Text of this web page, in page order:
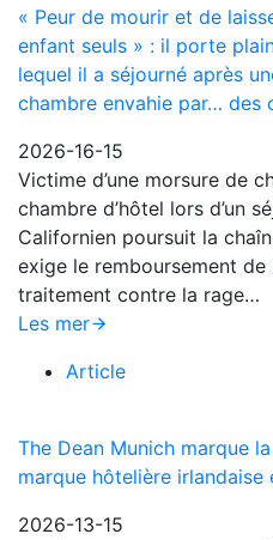
« Peur de mourir et de
enfant seuls » : il porte
lequel il a séjourné après
chambre envahie par… des
2026-16-15
Victime d’une morsure de
chambre d’hôtel lors d’un
Californien poursuit la
exige le remboursement
traitement contre la rage…
Les mer
Article
The Dean Munich marque
marque hôtelière irlandaise
2026-13-15